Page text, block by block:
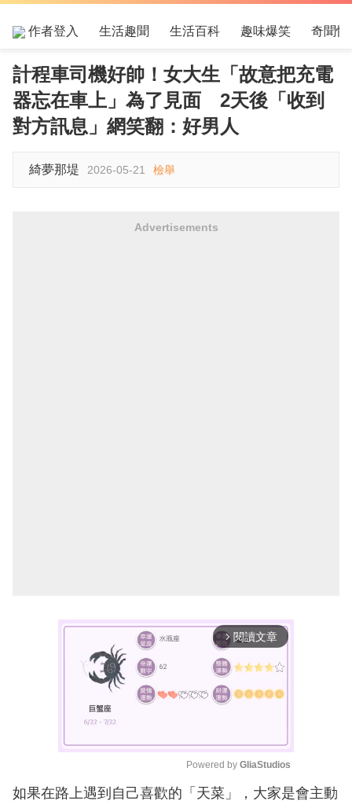
作者登入 生活趣聞 生活百科 趣味爆笑 奇聞怪
計程車司機好帥！女大生「故意把充電
器忘在車上」為了見面 2天後「收到
對方訊息」網笑翻：好男人
綺夢那堤 2026-05-21 檢舉
Advertisements
arrow_forward_ios 閱讀文章
M
Powered by GliaStudios
如果在路上遇到自己喜歡的「天菜」，大家是會主動